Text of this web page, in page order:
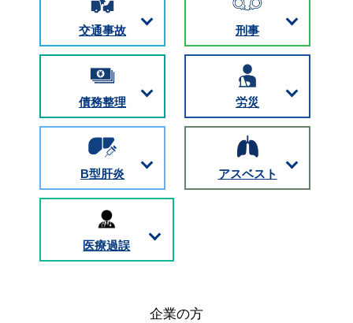
交通事故 刑事
債務整理 労災
B型肝炎 アスベスト
医療過誤
企業の方